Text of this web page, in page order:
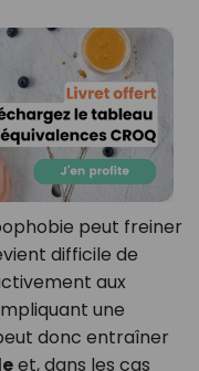
peut freiner
difficile de
aux
une
donc entraîner
et, dans les cas